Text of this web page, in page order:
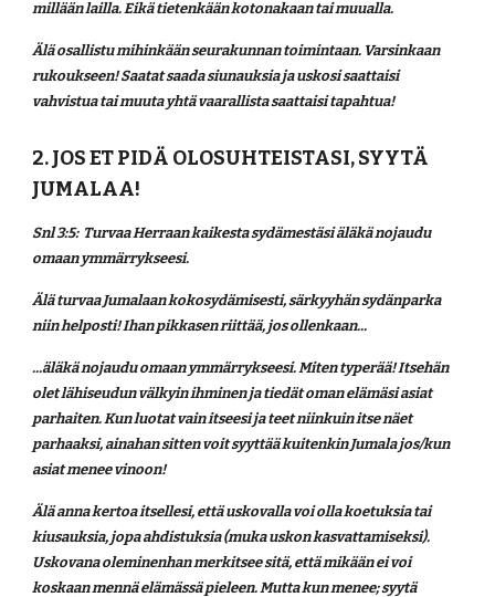
millään lailla. Eikä tietenkään kotonakaan tai muualla.
Älä osallistu mihinkään seurakunnan toimintaan. Varsinkaan
rukoukseen! Saatat saada siunauksia ja uskosi saattaisi
vahvistua tai muuta yhtä vaarallista saattaisi tapahtua!
2. JOS ET PIDÄ OLOSUHTEISTASI, SYYTÄ
JUMALAA!
Snl 3:5:  Turvaa Herraan kaikesta sydämestäsi äläkä nojaudu
omaan ymmärrykseesi.
Älä turvaa Jumalaan kokosydämisesti, särkyyhän sydänparka
niin helposti! Ihan pikkasen riittää, jos ollenkaan...
...äläkä nojaudu omaan ymmärrykseesi. Miten typerää! Itsehän
olet lähiseudun välkyin ihminen ja tiedät oman elämäsi asiat
parhaiten. Kun luotat vain itseesi ja teet niinkuin itse näet
parhaaksi, ainahan sitten voit syyttää kuitenkin Jumala jos/kun
asiat menee vinoon!
Älä anna kertoa itsellesi, että uskovalla voi olla koetuksia tai
kiusauksia, jopa ahdistuksia (muka uskon kasvattamiseksi).
Uskovana oleminenhan merkitsee sitä, että mikään ei voi
koskaan mennä elämässä pieleen. Mutta kun menee; syytä